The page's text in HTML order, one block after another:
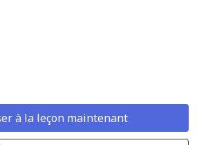
à la leçon maintenant